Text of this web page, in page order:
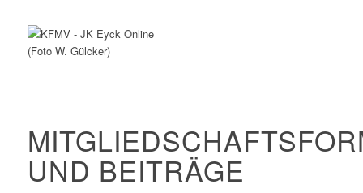
(Foto W. Gülcker)
UND BEITRÄGE